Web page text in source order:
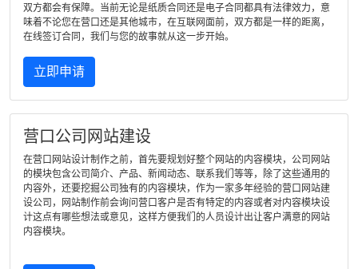
双方都会有保障。当前无论是纸质合同还是电子合同都具有法律效力，意
味着不论您在营口还是其他城市，在互联网面前，双方都是一样的距离，
在线签订合同，我们与您的故事就从这一步开始。
立即申请
营口公司网站建设
在营口网站设计制作之前，首先要规划好整个网站的内容模块，公司网站
的模块包含公司简介、产品、新闻动态、联系我们等等，除了这些通用的
内容外，还要挖掘公司独有的内容模块，作为一家多年经验的营口网站建
设公司，网站制作前会询问营口客户是否有特定的内容或者对内容模块设
计这点有哪些想法或意见，这样方便我们的人员设计出让客户满意的网站
内容模块。